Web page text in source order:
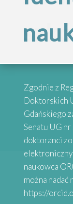
Szkół
wybrane
Wydziałach
Zgodnie z
Doktorskich
Gdańskiego
Senatu UG
doktoranci
naukowca
można nadać
https://
zapoznania
które
Absolwenci
SEA-EU